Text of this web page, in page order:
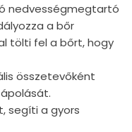
nedvességmegtartó
a bőr
tölti fel a bőrt, hogy
összetevőként
segíti a gyors